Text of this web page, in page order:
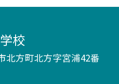
校
北方町北方字宮浦42番